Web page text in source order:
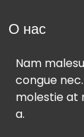
О нас
Nam
congue
molestie at
a.